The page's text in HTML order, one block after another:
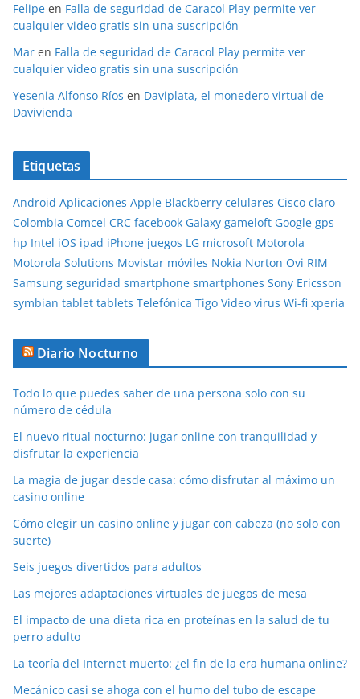
Felipe en Falla de seguridad de Caracol Play permite ver
cualquier video gratis sin una suscripción
Mar en Falla de seguridad de Caracol Play permite ver
cualquier video gratis sin una suscripción
Yesenia Alfonso Ríos en Daviplata, el monedero virtual de
Davivienda
Etiquetas
Android Aplicaciones Apple Blackberry celulares Cisco claro
Colombia Comcel CRC facebook Galaxy gameloft Google gps
hp Intel iOS ipad iPhone juegos LG microsoft Motorola
Motorola Solutions Movistar móviles Nokia Norton Ovi RIM
Samsung seguridad smartphone smartphones Sony Ericsson
symbian tablet tablets Telefónica Tigo Video virus Wi-fi xperia
Diario Nocturno
Todo lo que puedes saber de una persona solo con su
número de cédula
El nuevo ritual nocturno: jugar online con tranquilidad y
disfrutar la experiencia
La magia de jugar desde casa: cómo disfrutar al máximo un
casino online
Cómo elegir un casino online y jugar con cabeza (no solo con
suerte)
Seis juegos divertidos para adultos
Las mejores adaptaciones virtuales de juegos de mesa
El impacto de una dieta rica en proteínas en la salud de tu
perro adulto
La teoría del Internet muerto: ¿el fin de la era humana online?
Mecánico casi se ahoga con el humo del tubo de escape